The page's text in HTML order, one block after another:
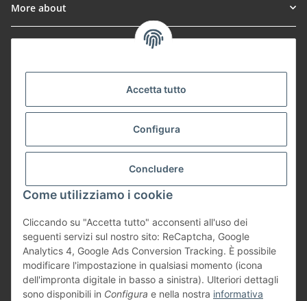
Accetta tutto
Configura
Concludere
Come utilizziamo i cookie
Cliccando su "Accetta tutto" acconsenti all'uso dei
seguenti servizi sul nostro sito: ReCaptcha, Google
Analytics 4, Google Ads Conversion Tracking. È possibile
modificare l'impostazione in qualsiasi momento (icona
dell'impronta digitale in basso a sinistra). Ulteriori dettagli
sono disponibili in Configura e nella nostra informativa
More about
Shipping
Vertrag widerrufen